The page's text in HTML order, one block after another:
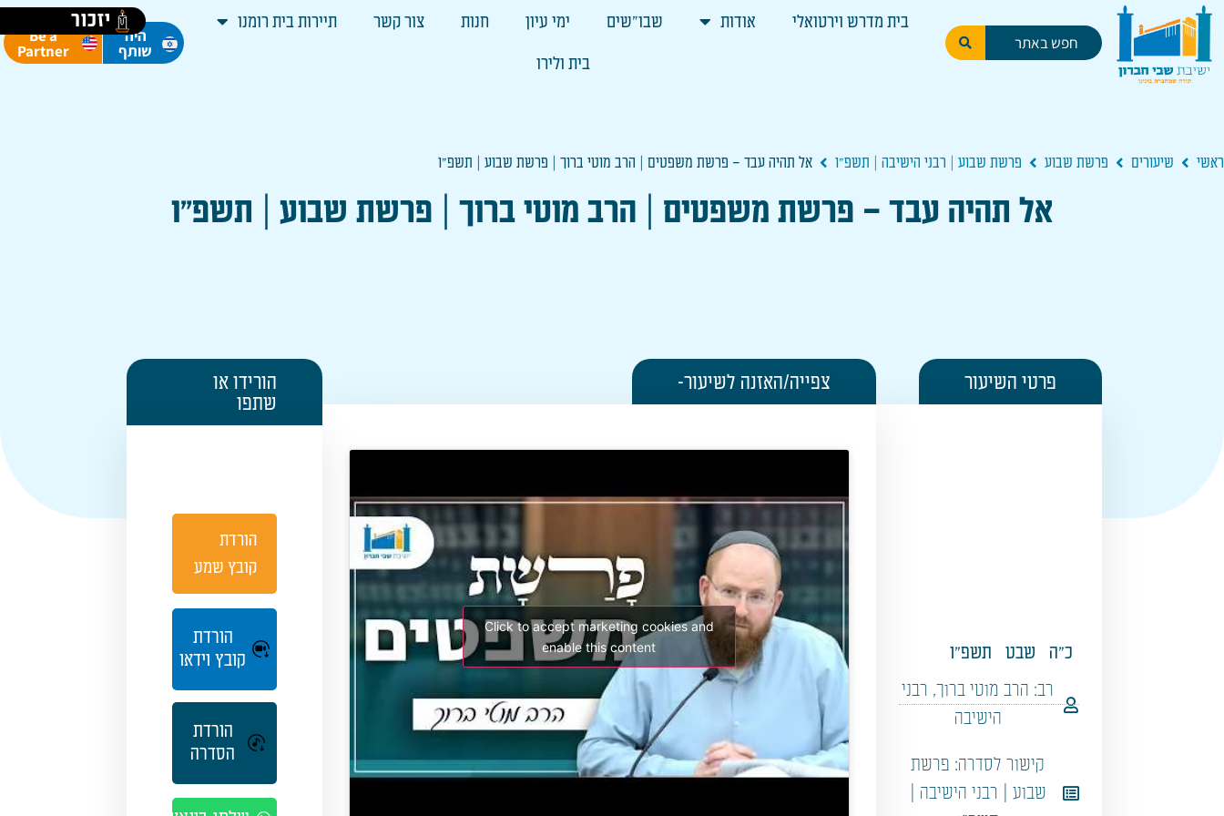
יזכור בית מדרש וירטואלי אודות שבו"שים ימי עיון חנות צור קשר תיירות בית רומנו
בית ולירו
היה
שותף
Be a
Partner
ראשי שיעורים פרשת שבוע פרשת שבוע | רבני הישיבה | תשפ"ו אל תהיה עבד – פרשת משפטים | הרב מוטי ברוך | פרשת שבוע | תשפ״ו
אל תהיה עבד – פרשת משפטים | הרב מוטי ברוך | פרשת שבוע | תשפ״ו
פרטי השיעור
כ"ה שבט
תשפ"ו
רב: הרב מוטי ברוך, רבני
הישיבה
קישור לסדרה: פרשת
שבוע | רבני הישיבה |
צפייה/האזנה לשיעור-
Click to accept marketing cookies and
enable this content
הורידו או
שתפו
הורדת
קובץ שמע
הורדת
קובץ וידאו
הורדת
הסדרה